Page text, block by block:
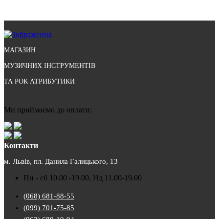
МАГАЗИН
МУЗИЧНИХ ІНСТРУМЕНТІВ
ТА РОК АТРИБУТИКИ
Ми приймаємо до оплати:
Контакти
м. Львів, пл. Данила Галицького, 13
Пн - сб 10.00 -19.00, Нд 11.00-19.00
(068) 681-88-55
(099) 701-75-85